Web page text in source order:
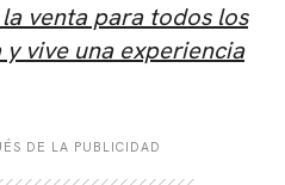
la venta para todos los
y vive una experiencia
DE LA PUBLICIDAD